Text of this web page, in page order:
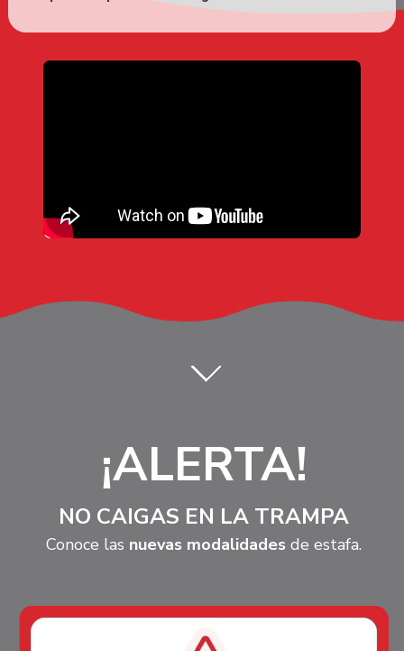
¡ALERTA!
NO CAIGAS EN LA TRAMPA
Conoce las nuevas modalidades de estafa.